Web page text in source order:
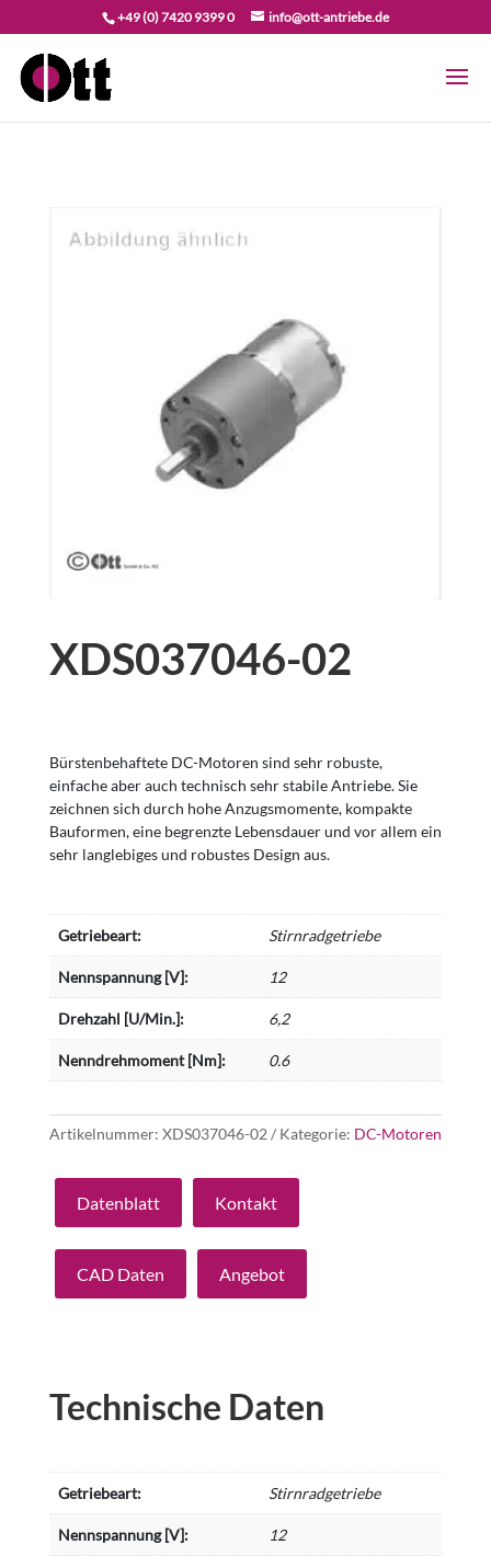
+49 (0) 7420 9399 0 info@ott-antriebe.de
XDS037046-02
Bürstenbehaftete DC-Motoren sind sehr robuste,
einfache aber auch technisch sehr stabile Antriebe. Sie
zeichnen sich durch hohe Anzugsmomente, kompakte
Bauformen, eine begrenzte Lebensdauer und vor allem ein
sehr langlebiges und robustes Design aus.
Getriebeart: Stirnradgetriebe
Nennspannung [V]: 12
Drehzahl [U/Min.]: 6,2
Nenndrehmoment [Nm]: 0.6
Artikelnummer: XDS037046-02 Kategorie: DC-Motoren
Datenblatt Kontakt
CAD Daten Angebot
Technische Daten
Getriebeart: Stirnradgetriebe
Nennspannung [V]: 12